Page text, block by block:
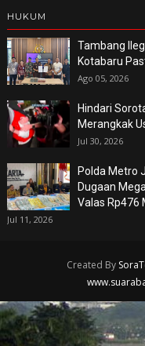
HUKUM
Tambang
Kotabaru
Ago 05, 2026
Hindari
Merangkak
Jul 30, 2026
Polda Metro
Dugaan
Valas Rp476
Jul 11, 2026
Created By